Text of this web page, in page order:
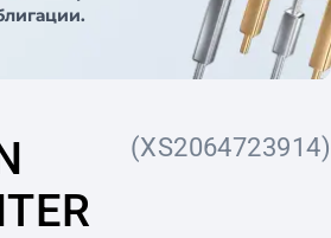
(XS2064723914)